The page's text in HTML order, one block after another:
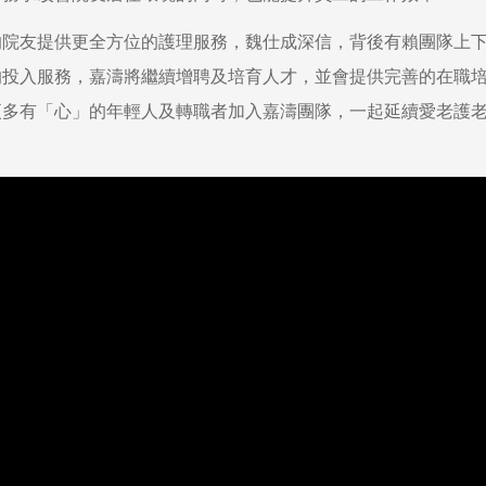
友提供更全方位的護理服務，魏仕成深信，背後有賴團隊上
入服務，嘉濤將繼續增聘及培育人才，並會提供完善的在職
有「心」的年輕人及轉職者加入嘉濤團隊，一起延續愛老護